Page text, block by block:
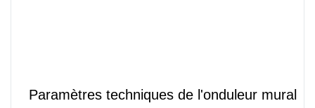
Paramètres techniques de l'onduleur mural